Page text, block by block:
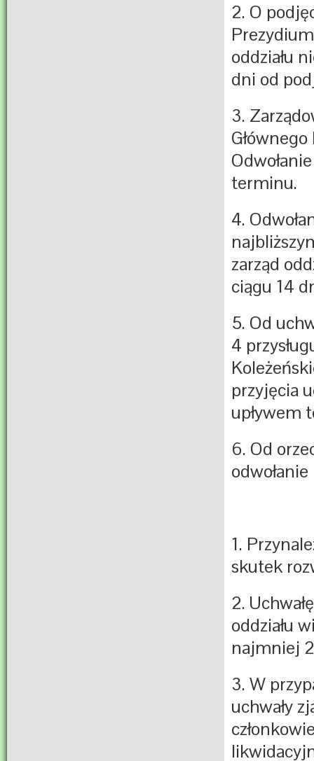
2. O
oddziału
dni od
3.
terminu.
4.
zarząd
ciągu 14
5. Od
4
przyjęcia
upływem
6. Od
1.
skutek
2.
oddziału
najmniej
3. W
uchwały